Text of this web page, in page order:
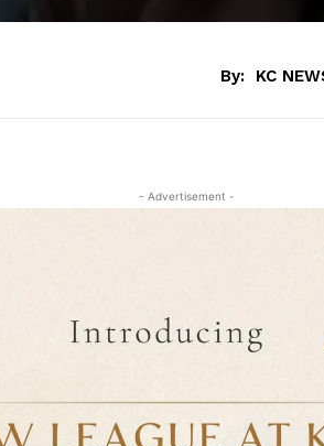
By: KC
- Advertisement -